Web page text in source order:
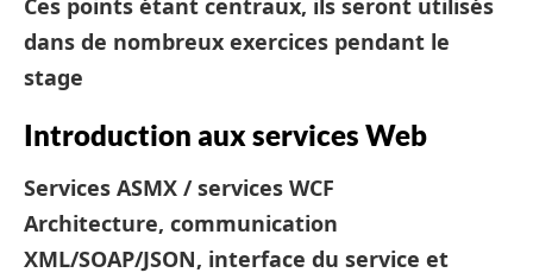
Ces points étant centraux, ils seront utilisés
dans de nombreux exercices pendant le
stage
Introduction aux services Web
Services ASMX / services WCF
Architecture, communication
XML/SOAP/JSON, interface du service et